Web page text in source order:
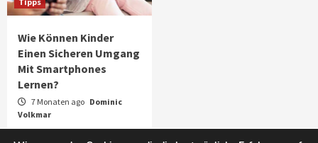
Wie Können Kinder
Einen Sicheren Umgang
Mit Smartphones
Lernen?
7 Monaten ago Dominic
Volkmar